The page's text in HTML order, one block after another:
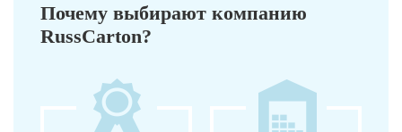
Почему выбирают компанию
RussCarton?